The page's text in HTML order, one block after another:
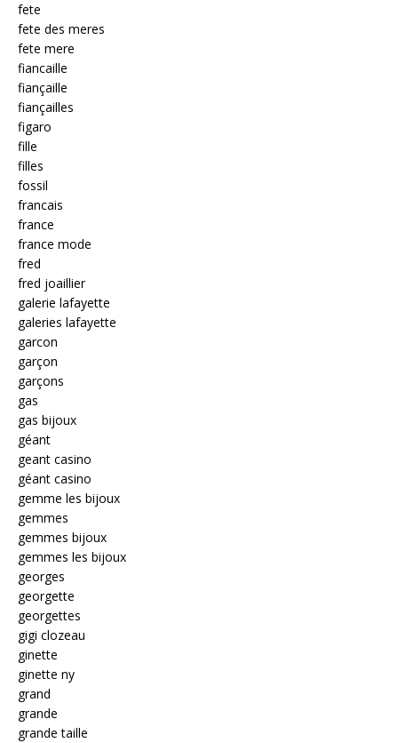
fete
fete des meres
fete mere
fiancaille
fiançaille
fiançailles
figaro
fille
filles
fossil
francais
france
france mode
fred
fred joaillier
galerie lafayette
galeries lafayette
garcon
garçon
garçons
gas
gas bijoux
géant
geant casino
géant casino
gemme les bijoux
gemmes
gemmes bijoux
gemmes les bijoux
georges
georgette
georgettes
gigi clozeau
ginette
ginette ny
grand
grande
grande taille